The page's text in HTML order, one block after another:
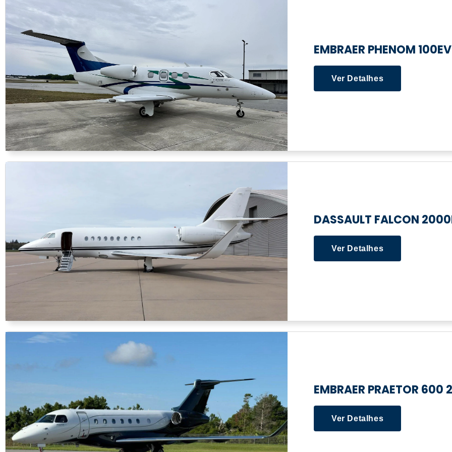
EMBRAER PHENOM
Ver Detalhes
DASSAULT FALCON
Ver Detalhes
EMBRAER PRAETOR 600
Ver Detalhes